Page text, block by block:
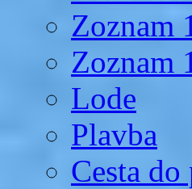
Zoznam
Zoznam
Lode
Plavba
Cesta